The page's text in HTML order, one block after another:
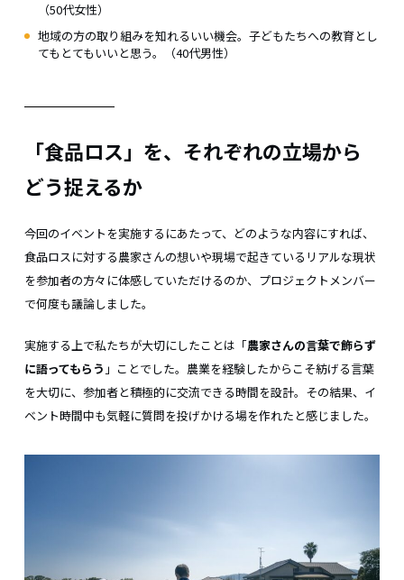
（50代女性）
地域の方の取り組みを知れるいい機会。子どもたちへの教育とし
てもとてもいいと思う。（40代男性）
「食品ロス」を、それぞれの立場から
どう捉えるか
今回のイベントを実施するにあたって、どのような内容にすれば、
食品ロスに対する農家さんの想いや現場で起きているリアルな現状
を参加者の方々に体感していただけるのか、プロジェクトメンバー
で何度も議論しました。
実施する上で私たちが大切にしたことは「農家さんの言葉で飾らず
に語ってもらう 」ことでした。農業を経験したからこそ紡げる言葉
を大切に、参加者と積極的に交流できる時間を設計。その結果、イ
ベント時間中も気軽に質問を投げかける場を作れたと感じました。